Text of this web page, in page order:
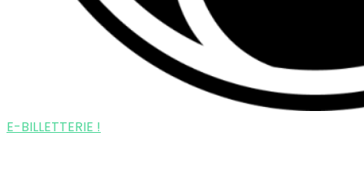
E-BILLETTERIE !